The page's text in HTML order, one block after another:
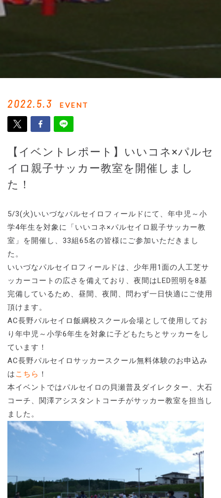
2022.5.3 EVENT
【イベントレポート】いいコネ×パルセ
イロ親子サッカー教室を開催しまし
た！
5/3(火)いいづなパルセイロフィールドにて、年中児～小
学4年生を対象に「いいコネ×パルセイロ親子サッカー教
室」を開催し、33組65名の皆様にご参加いただきまし
た。
いいづなパルセイロフィールドは、少年用1面の人工芝サ
ッカーコートの広さを備えており、夜間はLED照明を8基
完備しているため、昼間、夜間、問わず一日快適にご使用
頂けます。
AC長野パルセイロ飯綱校スクール会場として使用してお
り年中児～小学6年生を対象に子どもたちとサッカーをし
ています！
AC長野パルセイロサッカースクール無料体験のお申込み
は こちら ！
本イベントではパルセイロの貝瀬普及ダイレクター、大石
コーチ、関澤アシスタントコーチがサッカー教室を担当し
ました。